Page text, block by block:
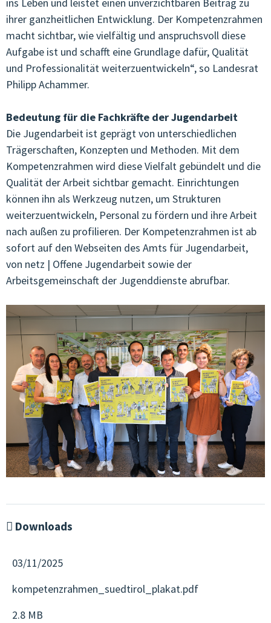
ihrer ganzheitlichen Entwicklung. Der Kompetenzrahmen
macht sichtbar, wie vielfältig und anspruchsvoll diese
Aufgabe ist und schafft eine Grundlage dafür, Qualität
und Professionalität weiterzuentwickeln“, so Landesrat
Philipp Achammer.
Bedeutung für die Fachkräfte der Jugendarbeit
Die Jugendarbeit ist geprägt von unterschiedlichen
Trägerschaften, Konzepten und Methoden. Mit dem
Kompetenzrahmen wird diese Vielfalt gebündelt und die
Qualität der Arbeit sichtbar gemacht. Einrichtungen
können ihn als Werkzeug nutzen, um Strukturen
weiterzuentwickeln, Personal zu fördern und ihre Arbeit
nach außen zu profilieren. Der Kompetenzrahmen ist ab
sofort auf den Webseiten des Amts für Jugendarbeit,
von netz | Offene Jugendarbeit sowie der
Arbeitsgemeinschaft der Jugenddienste abrufbar.
Downloads
03/11/2025
kompetenzrahmen_suedtirol_plakat.pdf
2.8 MB